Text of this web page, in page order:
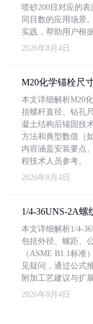
喷砂200目对应的
同目数的应用场景
实践，帮助用户根
2026年8月4日
M20化学锚栓尺
本文详细解析M20
括螺杆直径、钻孔
凝土结构后锚固技
方法和典型数值（
内容涵盖安装要点
程技术人员参考。
2026年8月4日
1/4-36UNS-2A螺
本文详细解析1/4-
包括外径、螺距、
（ASME B1.1标准
见疑问，通过公式
附加工艺建议与扩
2026年8月4日